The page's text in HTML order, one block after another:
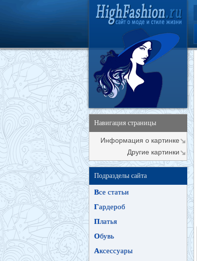
Навигация страницы
Информация о картинке
Другие картинки
Подразделы сайта
Все статьи
Гардероб
Платья
Обувь
Аксессуары